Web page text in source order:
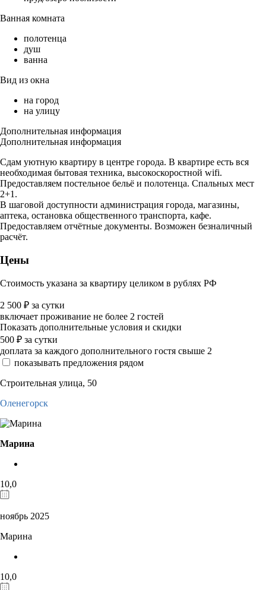
Ванная комната
полотенца
душ
ванна
Вид из окна
на город
на улицу
Дополнительная информация
Дополнительная информация
Сдам уютную квартиру в центре города. В квартире есть вся
необходимая бытовая техника, высокоскоростной wifi.
Предоставляем постельное бельё и полотенца. Спальных мест
2+1.
В шаговой доступности администрация города, магазины,
аптека, остановка общественного транспорта, кафе.
Предоставляем отчётные документы. Возможен безналичный
расчёт.
Цены
Стоимость указана за квартиру целиком в рублях РФ
2 500 ₽ за сутки
включает проживание не более 2 гостей
Показать дополнительные условия и скидки
500 ₽ за сутки
доплата за каждого дополнительного гостя свыше 2
показывать предложения рядом
Строительная улица, 50
Оленегорск
Марина
10,0
ноябрь 2025
Марина
10,0